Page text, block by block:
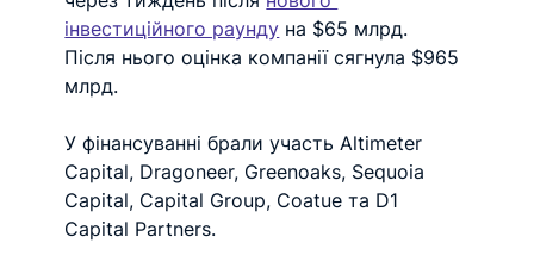
інвестиційного раунду на $65 млрд.
Після нього оцінка компанії сягнула $965
млрд.
У фінансуванні брали участь Altimeter
Capital, Dragoneer, Greenoaks, Sequoia
Capital, Capital Group, Coatue та D1
Capital Partners.